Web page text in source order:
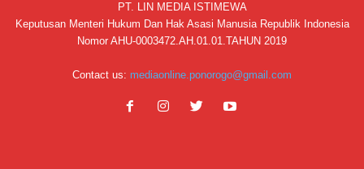
PT. LIN MEDIA ISTIMEWA
Keputusan Menteri Hukum Dan Hak Asasi Manusia Republik Indonesia
Nomor AHU-0003472.AH.01.01.TAHUN 2019
Contact us: mediaonline.ponorogo@gmail.com